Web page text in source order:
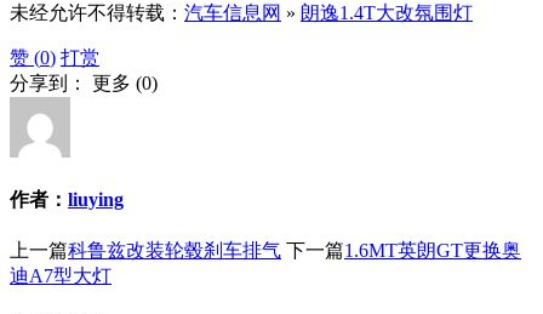
未经允许不得转载： 汽车信息网 » 朗逸1.4T大改氛围灯
赞 (0) 打赏
分享到： 更多 (0)
作者： liuying
上一篇科鲁兹改装轮毂刹车排气 下一篇1.6MT英朗GT更换奥
迪A7型大灯